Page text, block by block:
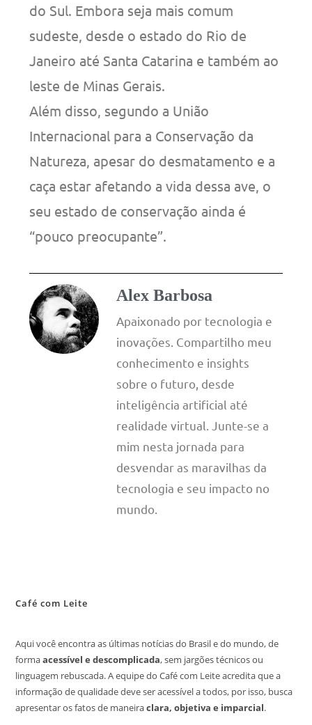
do Sul. Embora seja mais comum
sudeste, desde o estado do Rio de
Janeiro até Santa Catarina e também ao
leste de Minas Gerais.
Além disso, segundo a União
Internacional para a Conservação da
Natureza, apesar do desmatamento e a
caça estar afetando a vida dessa ave, o
seu estado de conservação ainda é
“pouco preocupante”.
Alex Barbosa
Apaixonado por tecnologia e
inovações. Compartilho meu
conhecimento e insights
sobre o futuro, desde
inteligência artificial até
realidade virtual. Junte-se a
mim nesta jornada para
desvendar as maravilhas da
tecnologia e seu impacto no
mundo.
Café com Leite
Aqui você encontra as últimas notícias do Brasil e do mundo, de
formaacessível e descomplicada, sem jargões técnicos ou
linguagem rebuscada. A equipe do Café com Leite acredita que a
informação de qualidade deve ser acessível a todos, por isso, busca
apresentar os fatos de maneiraclara, objetiva e imparcial.